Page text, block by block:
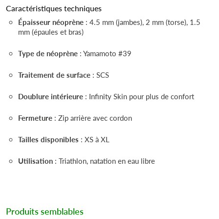
Caractéristiques techniques
Épaisseur néoprène : 4.5 mm (jambes), 2 mm (torse), 1.5
mm (épaules et bras)
Type de néoprène : Yamamoto #39
Traitement de surface : SCS
Doublure intérieure : Infinity Skin pour plus de confort
Fermeture : Zip arrière avec cordon
Tailles disponibles : XS à XL
Utilisation : Triathlon, natation en eau libre
Produits semblables